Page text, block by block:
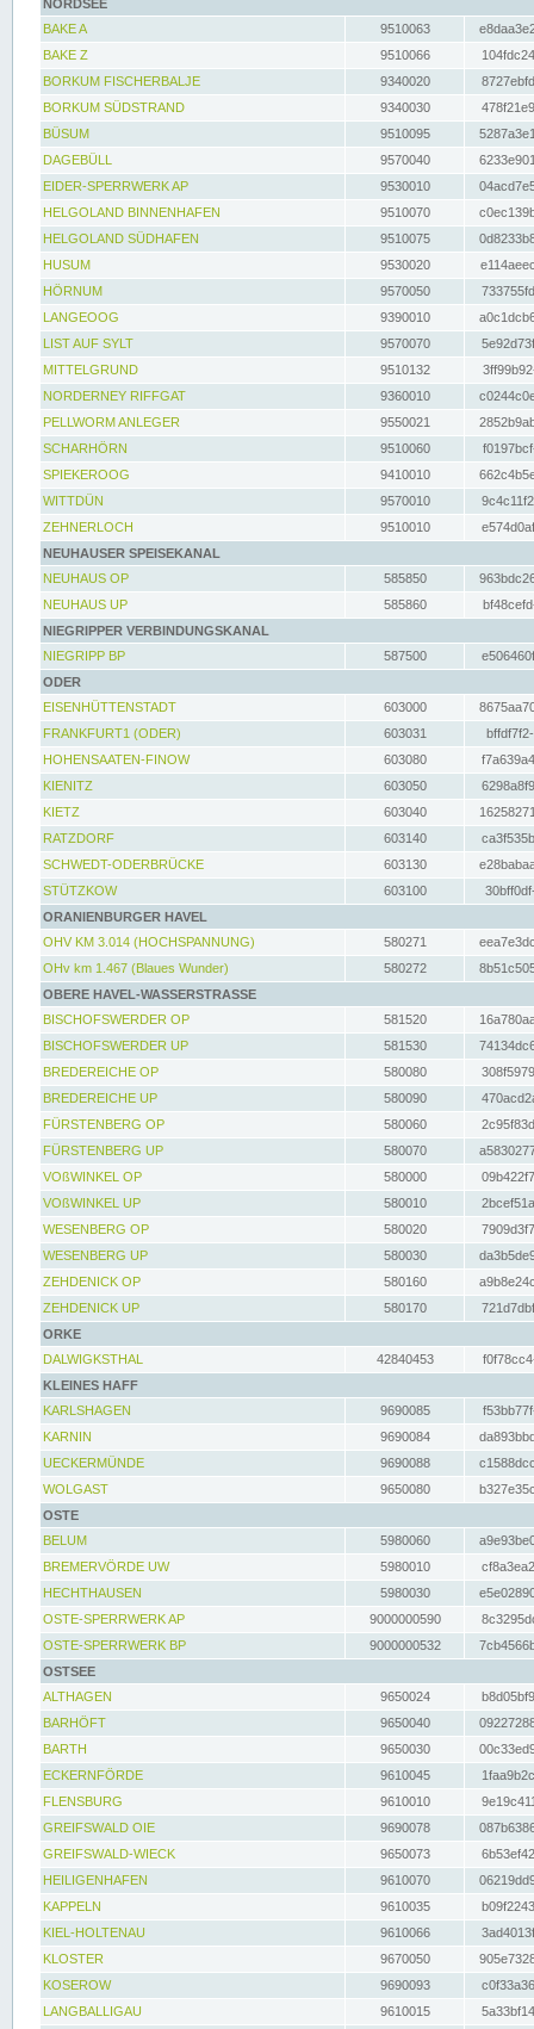
NORDSEE
BAKE A
9510063
BAKE Z
9510066
BORKUM FISCHERBALJE
9340020
BORKUM SÜDSTRAND
9340030
BÜSUM
9510095
DAGEBÜLL
9570040
EIDER-SPERRWERK AP
9530010
HELGOLAND BINNENHAFEN
9510070
HELGOLAND SÜDHAFEN
9510075
HUSUM
9530020
HÖRNUM
9570050
LANGEOOG
9390010
LIST AUF SYLT
9570070
MITTELGRUND
9510132
NORDERNEY RIFFGAT
9360010
PELLWORM ANLEGER
9550021
SCHARHÖRN
9510060
SPIEKEROOG
9410010
WITTDÜN
9570010
ZEHNERLOCH
9510010
NEUHAUSER SPEISEKANAL
NEUHAUS OP
585850
NEUHAUS UP
585860
NIEGRIPPER VERBINDUNGSKANAL
NIEGRIPP BP
587500
ODER
EISENHÜTTENSTADT
603000
FRANKFURT1 (ODER)
603031
HOHENSAATEN-FINOW
603080
KIENITZ
603050
KIETZ
603040
RATZDORF
603140
SCHWEDT-ODERBRÜCKE
603130
STÜTZKOW
603100
ORANIENBURGER HAVEL
OHV KM 3.014 (HOCHSPANNUNG)
580271
OHv km 1.467 (Blaues Wunder)
580272
OBERE HAVEL-WASSERSTRASSE
BISCHOFSWERDER OP
581520
BISCHOFSWERDER UP
581530
BREDEREICHE OP
580080
BREDEREICHE UP
580090
FÜRSTENBERG OP
580060
FÜRSTENBERG UP
580070
VOßWINKEL OP
580000
VOßWINKEL UP
580010
WESENBERG OP
580020
WESENBERG UP
580030
ZEHDENICK OP
580160
ZEHDENICK UP
580170
ORKE
DALWIGKSTHAL
42840453
KLEINES HAFF
KARLSHAGEN
9690085
KARNIN
9690084
UECKERMÜNDE
9690088
WOLGAST
9650080
OSTE
BELUM
5980060
BREMERVÖRDE UW
5980010
HECHTHAUSEN
5980030
OSTE-SPERRWERK AP
9000000590
OSTE-SPERRWERK BP
9000000532
OSTSEE
ALTHAGEN
9650024
BARHÖFT
9650040
BARTH
9650030
ECKERNFÖRDE
9610045
FLENSBURG
9610010
GREIFSWALD OIE
9690078
GREIFSWALD-WIECK
9650073
HEILIGENHAFEN
9610070
KAPPELN
9610035
KIEL-HOLTENAU
9610066
KLOSTER
9670050
KOSEROW
9690093
LANGBALLIGAU
9610015